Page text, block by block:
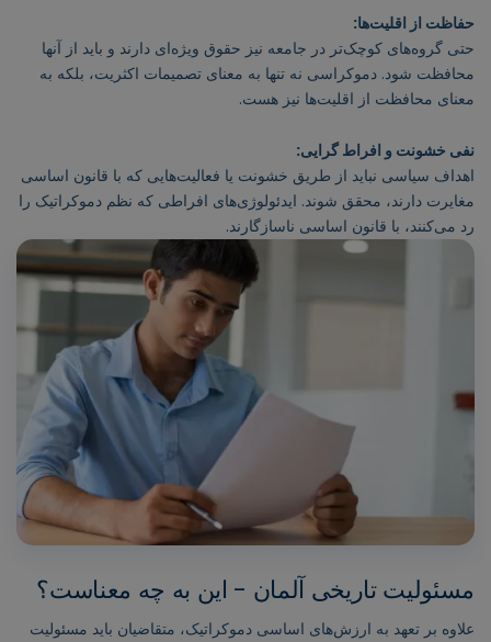
حفاظت از اقلیت‌ها:
حتی گروه‌های کوچک‌تر در جامعه نیز حقوق ویژه‌ای دارند و باید از آنها
محافظت شود. دموکراسی نه تنها به معنای تصمیمات اکثریت، بلکه به
معنای محافظت از اقلیت‌ها نیز هست.
نفی خشونت و افراط گرایی:
اهداف سیاسی نباید از طریق خشونت یا فعالیت‌هایی که با قانون اساسی
مغایرت دارند، محقق شوند. ایدئولوژی‌های افراطی که نظم دموکراتیک را
رد می‌کنند، با قانون اساسی ناسازگارند.
مسئولیت تاریخی آلمان - این به چه معناست؟
علاوه بر تعهد به ارزش‌های اساسی دموکراتیک، متقاضیان باید مسئولیت